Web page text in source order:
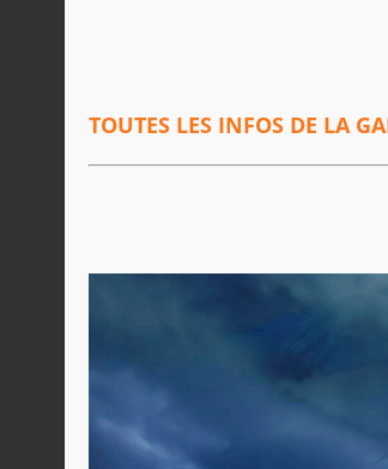
TOUTES LES INFOS DE LA